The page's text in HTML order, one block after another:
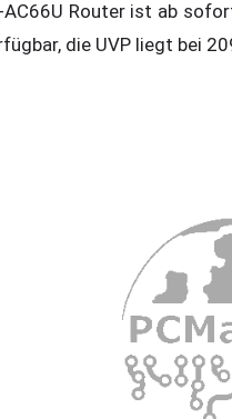
AC66U Router ist ab
die UVP liegt bei